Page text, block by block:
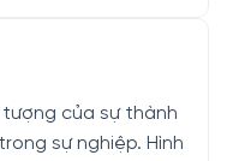
của sự thành
sự nghiệp. Hình